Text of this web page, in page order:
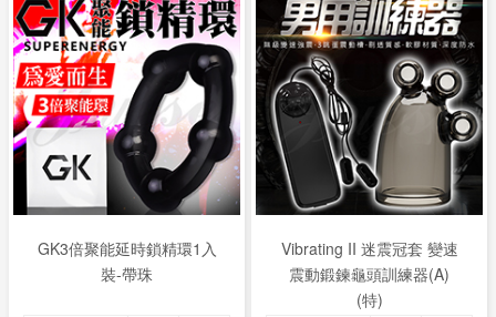
GK3倍聚能延時鎖精環1入
裝-帶珠
Vibrating II 迷震冠套 變速
震動鍛鍊龜頭訓練器(A)
(特)